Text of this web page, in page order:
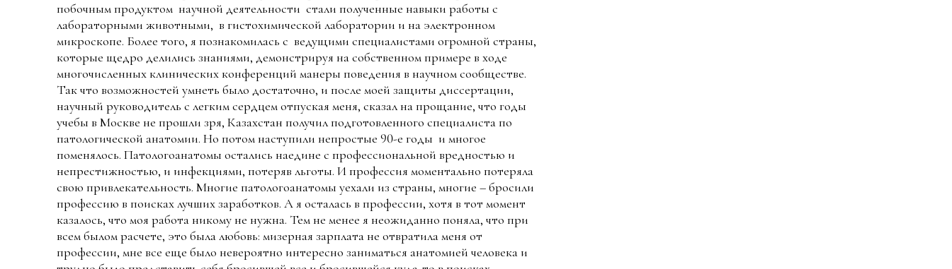
побочным продуктом научной деятельности стали полученные навыки работы с
лабораторными животными, в гистохимической лаборатории и на электронном
микроскопе. Более того, я познакомилась с ведущими специалистами огромной страны,
которые щедро делились знаниями, демонстрируя на собственном примере в ходе
многочисленных клинических конференций манеры поведения в научном сообществе.
Так что возможностей умнеть было достаточно, и после моей защиты диссертации,
научный руководитель с легким сердцем отпуская меня, сказал на прощание, что годы
учебы в Москве не прошли зря, Казахстан получил подготовленного специалиста по
патологической анатомии. Но потом наступили непростые 90-е годы и многое
поменялось. Патологоанатомы остались наедине с профессиональной вредностью и
непрестижностью, и инфекциями, потеряв льготы. И профессия моментально потеряла
свою привлекательность. Многие патологоанатомы уехали из страны, многие – бросили
профессию в поисках лучших заработков. А я осталась в профессии, хотя в тот момент
казалось, что моя работа никому не нужна. Тем не менее я неожиданно поняла, что при
всем былом расчете, это была любовь: мизерная зарплата не отвратила меня от
профессии, мне все еще было невероятно интересно заниматься анатомией человека и